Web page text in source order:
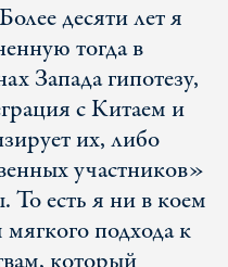
десяти лет я
тогда в
Запада гипотезу,
с Китаем и
их, либо
участников»
То есть я ни в коем
подхода к